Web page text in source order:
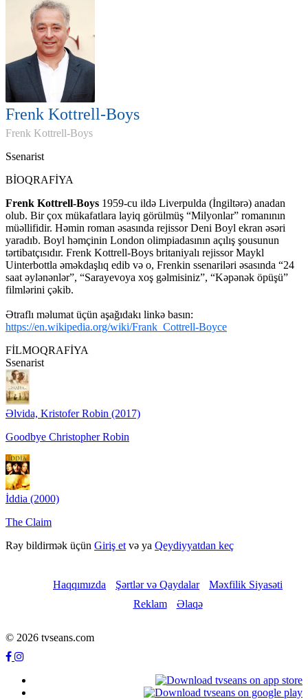
Frenk Kottrell-Boys
Frenk Kottrell-Boys
Ssenarist
BİOQRAFİYA
Frenk Kottrell-Boys 1959-cu ildə Liverpulda (İngiltərə) anadan
olub. Bir çox mükafatlara layiq görülmüş “Milyonlar” romanının
müəllifidir. Həmin roman əsasında rejissor Deni Boyl ekran əsəri
yaradıb. Boyl həmçinin London olimpiadasının açılış şousunun
tərtibatçısıdır. Frenk Kottrell-Boys britaniyalı rejissor Maykl
Uinterbottla əməkdaşlıq edib və o, Frenkin ssenariləri əsasında “24
saat əylənənlər”, “Sarayevoya xoş gəlmisiniz”, “Kəpənək öpüşü”
filmlərini çəkib.
Ətraflı məlumat üçün aşağıdakı linkə basın:
https://en.wikipedia.org/wiki/Frank_Cottrell-Boyce
FİLMOQRAFİYA
Ssenarist
Əlvida, Kristofer Robin (2017)
Goodbye Christopher Robin
İddia (2000)
The Claim
Rəy bildirmək üçün Giriş et və ya Qeydiyyatdan keç
Haqqımızda Şərtlər və Qaydalar
Məxfilik Siyasəti
Reklam
Əlaqə
© 2026 tvseans.com